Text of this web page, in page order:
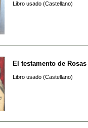
Libro usado (Castellano)
El testamento de Rosas
Libro usado (Castellano)